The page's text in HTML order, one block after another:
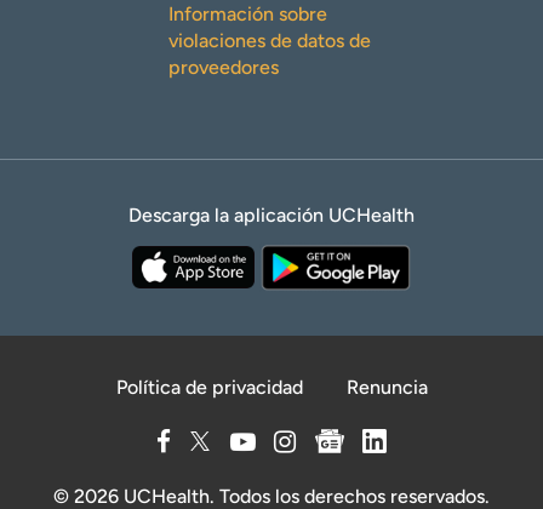
Información sobre
violaciones de datos de
proveedores
Descarga la aplicación UCHealth
Política de privacidad Renuncia
© 2026 UCHealth. Todos los derechos reservados.